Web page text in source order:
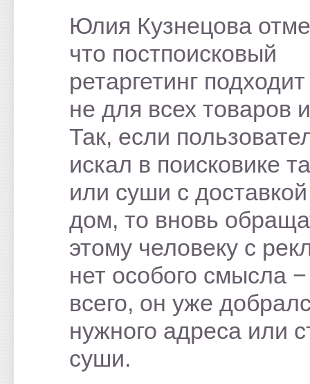
Юлия Кузнецова
что постпоисковый
ретаргетинг
не для всех товаров
Так, если
искал в поисковике
или суши с
дом, то вновь
этому человеку с
нет особого смысла
всего, он уже
нужного адреса или
суши.